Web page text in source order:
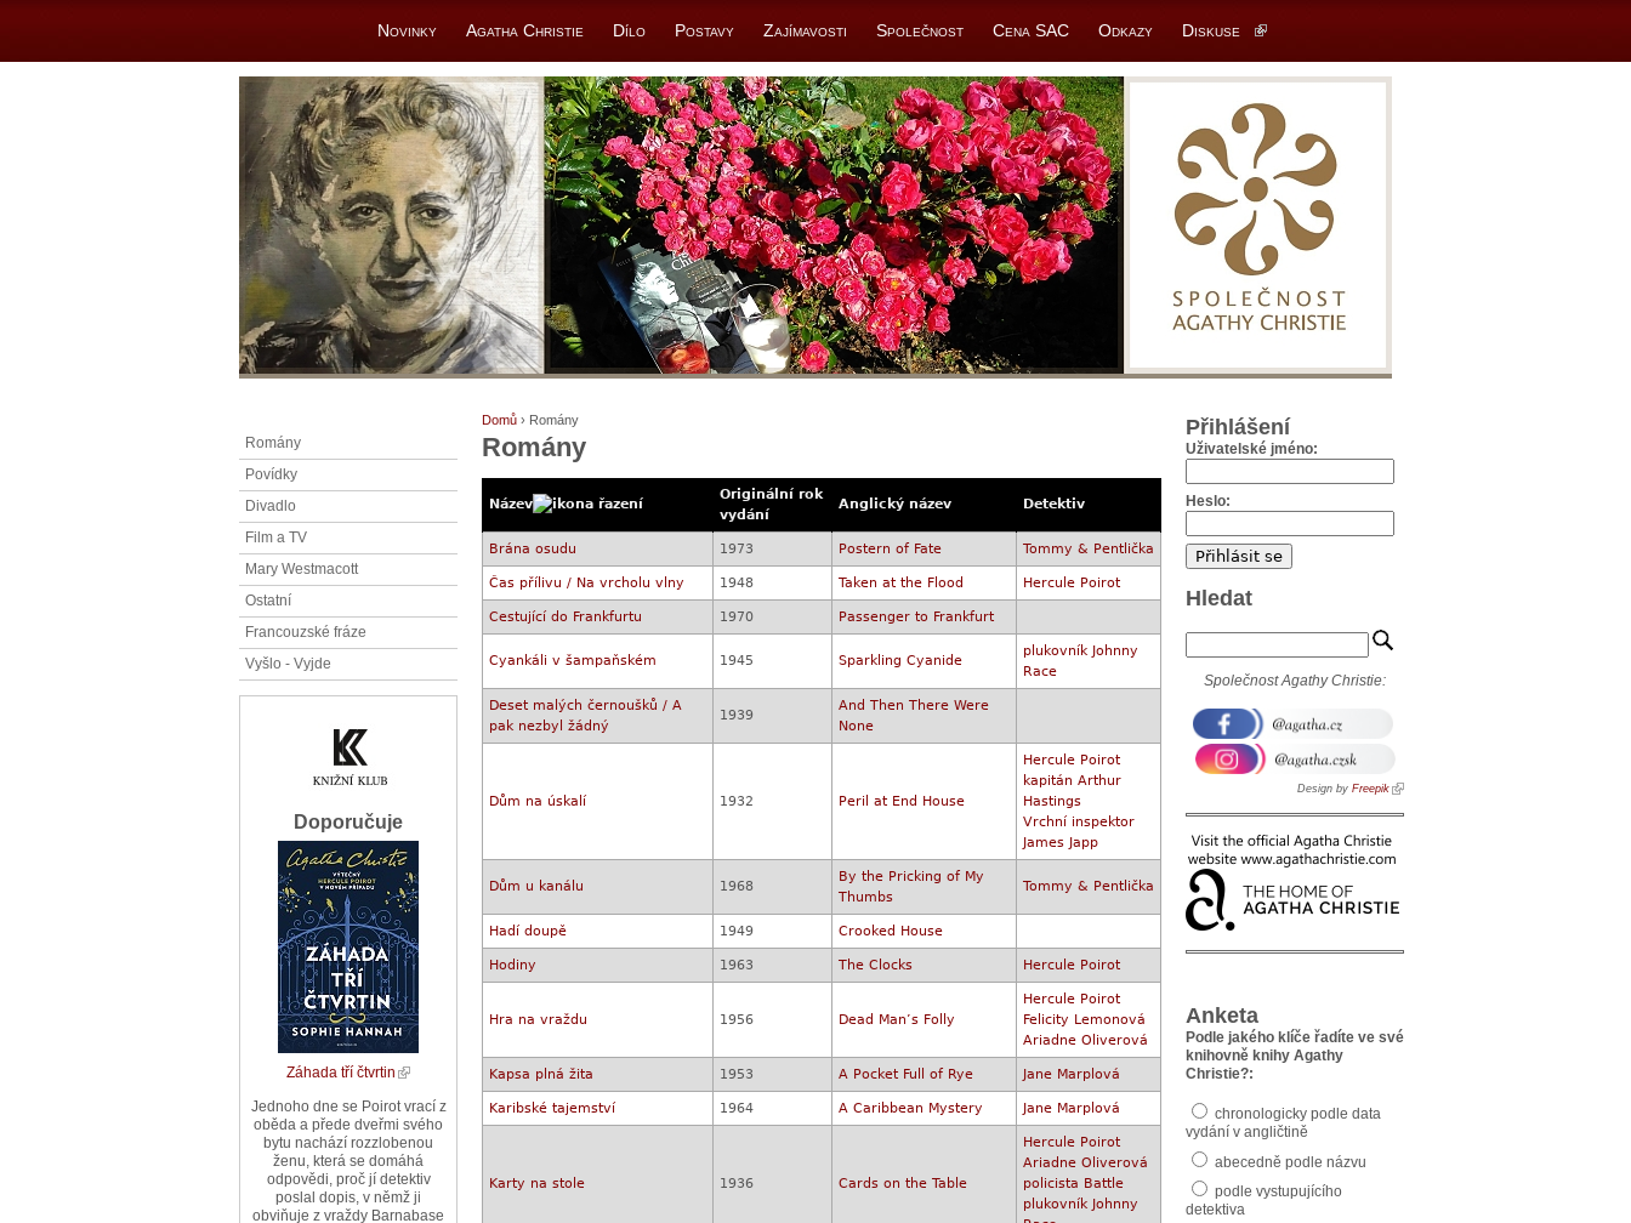
Novinky Agatha Christie Dílo Postavy Zajímavosti Společnost Cena SAC Odkazy Diskuse
Domů › Romány
Romány
Název
Originální rok
vydání
Anglický název Detektiv
Brána osudu 1973 Postern of Fate Tommy & Pentlička
Čas přílivu / Na vrcholu vlny 1948 Taken at the Flood Hercule Poirot
Cestující do Frankfurtu 1970 Passenger to Frankfurt
Cyankáli v šampaňském 1945 Sparkling Cyanide
plukovník Johnny
Race
Deset malých černoušků / A
pak nezbyl žádný
1939
And Then There Were
None
Dům na úskalí 1932 Peril at End House
Hercule Poirot
kapitán Arthur
Hastings
Vrchní inspektor
James Japp
Dům u kanálu 1968
By the Pricking of My
Thumbs
Tommy & Pentlička
Hadí doupě 1949 Crooked House
Hodiny 1963 The Clocks Hercule Poirot
Hra na vraždu 1956 Dead Man’s Folly
Hercule Poirot
Felicity Lemonová
Ariadne Oliverová
Kapsa plná žita 1953 A Pocket Full of Rye Jane Marplová
Karibské tajemství 1964 A Caribbean Mystery Jane Marplová
Karty na stole 1936 Cards on the Table
Hercule Poirot
Ariadne Oliverová
policista Battle
plukovník Johnny
Romány
Povídky
Divadlo
Film a TV
Mary Westmacott
Ostatní
Francouzské fráze
Vyšlo - Vyjde
Doporučuje
Záhada tří čtvrtin
Jednoho dne se Poirot vrací z
oběda a přede dveřmi svého
bytu nachází rozzlobenou
ženu, která se domáhá
odpovědi, proč jí detektiv
poslal dopis, v němž ji
obviňuje z vraždy Barnabase
Přihlášení
Uživatelské jméno:
Heslo:
Hledat
Společnost Agathy Christie:
Design by Freepik
Anketa
Podle jakého klíče řadíte ve své
knihovně knihy Agathy
Christie?:
chronologicky podle data
vydání v angličtině
abecedně podle názvu
podle vystupujícího
detektiva